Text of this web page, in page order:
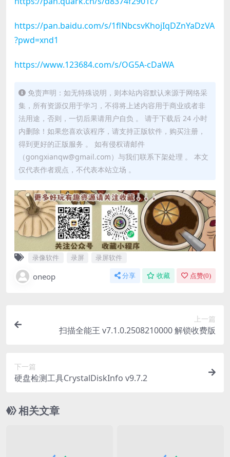
https://pan.baidu.com/s/1flNbcsvKhojIqDZnYaDzVA
?pwd=xnd1
https://www.123684.com/s/OG5A-cDaWA
免责声明：如无特殊说明，则本站内容默认来源于网络采
集，所有资源仅用于学习，不得将上述内容用于商业或者非
法用途，否则，一切后果请用户自负 。 请于下载后 24 小时
内删除！如果您喜欢该程序，请支持正版软件，购买注册，
得到更好的正版服务 。 如有侵权请邮件
（gongxianqw@gmail.com）与我们联系下架处理 。 本文
仅代表作者观点，不代表本站立场 。
录像软件 录屏 录屏软件
oneop 分享 收藏 点赞(0)
上一篇
扫描全能王 v7.1.0.2508210000 解锁收费版
下一篇
硬盘检测工具CrystalDiskInfo v9.7.2
相关文章